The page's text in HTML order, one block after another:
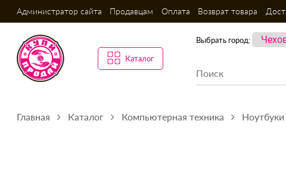
Администратор сайта Продавцам Оплата Возврат товара
Каталог
Выбрать город:
Главная Каталог Компьютерная техника Ноутбуки